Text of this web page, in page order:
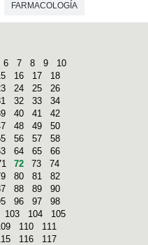
FARMACOLOGÍA
6 7 8 9
10
16 17
18
24 25
26
32 33
34
40 41
42
48 49
50
56 57
58
64 65
66
72 73
74
80 81
82
88 89
90
96 97
98
103 104
105
110
111
116
117